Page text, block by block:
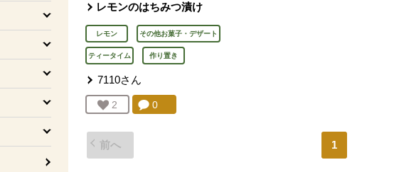
レモンのはちみつ漬け
レモン その他お菓子・デザート
ティータイム 作り置き
7110さん
お気に入り登録：
2 人が登録コメント：
0
前へ 1